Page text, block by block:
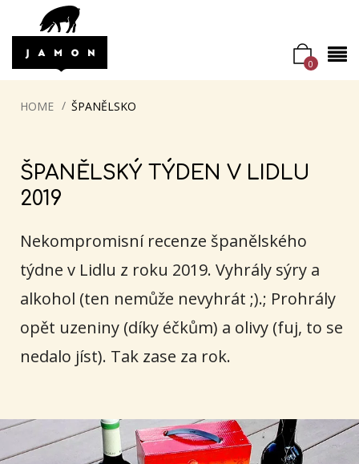
0
HOME ŠPANĚLSKO
ŠPANĚLSKÝ TÝDEN V LIDLU
2019
Nekompromisní recenze španělského
týdne v Lidlu z roku 2019. Vyhrály sýry a
alkohol (ten nemůže nevyhrát ;).; Prohrály
opět uzeniny (díky éčkům) a olivy (fuj, to se
nedalo jíst). Tak zase za rok.